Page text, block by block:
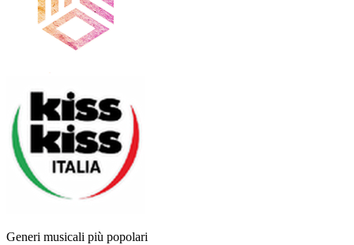
Generi musicali più popolari